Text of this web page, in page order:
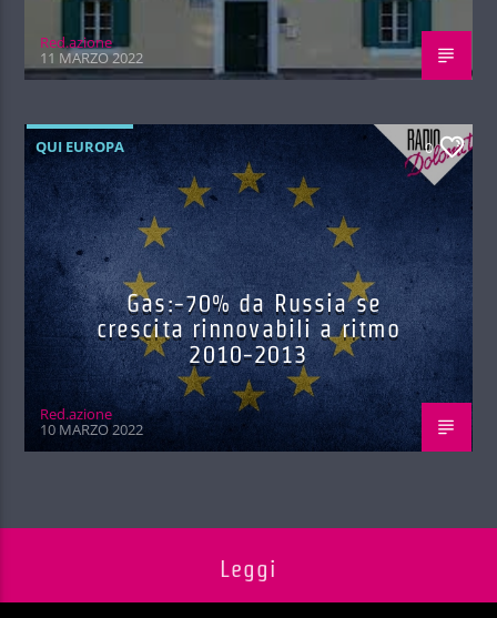
Red.azione
11 MARZO 2022
QUI EUROPA 0
Gas:-70% da Russia se
crescita rinnovabili a ritmo
2010-2013
Red.azione
10 MARZO 2022
Leggi